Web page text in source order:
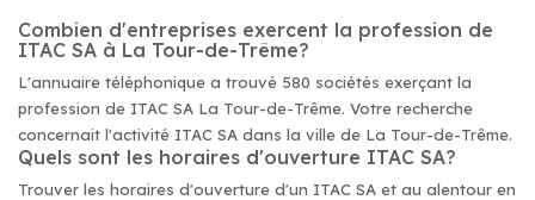
Combien d'entreprises exercent la profession de
ITAC SA à La Tour-de-Trême?
L'annuaire téléphonique a trouvé 580 sociétés exerçant la
profession de ITAC SA La Tour-de-Trême. Votre recherche
concernait l'activité ITAC SA dans la ville de La Tour-de-Trême.
Quels sont les horaires d'ouverture ITAC SA?
Trouver les horaires d'ouverture d'un ITAC SA et au alentour en